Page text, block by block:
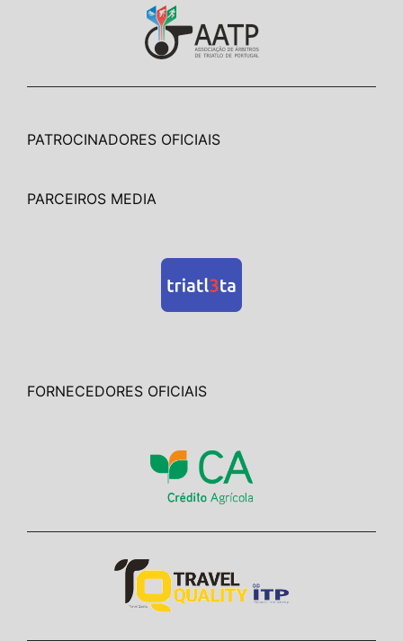
PATROCINADORES OFICIAIS
PARCEIROS MEDIA
FORNECEDORES OFICIAIS